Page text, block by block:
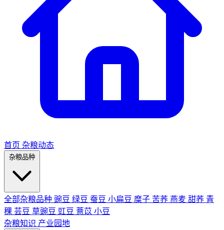
首页 杂粮动态
杂粮品种
全部杂粮品种 豌豆 绿豆 蚕豆 小扁豆 糜子 苦荞 燕麦 甜荞 青
稞 芸豆 草豌豆 豇豆 薏苡 小豆
杂粮知识 产业园地